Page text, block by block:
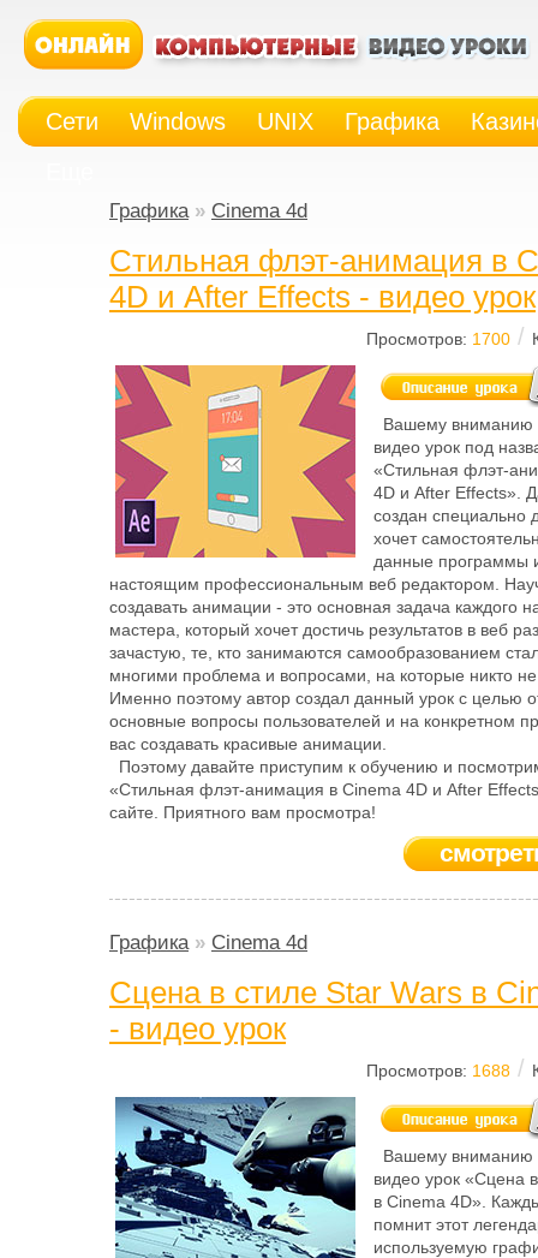
Сети Windows UNIX Графика
Графика» Cinema 4d
Стильная флэт-анимация в
4D и After Effects - видео урок
Просмотров: 1700 /
Вашему вниманию
видео урок под
«Стильная флэт-
4D и After Effects».
создан специально
хочет
данные программы
настоящим профессиональным веб редактором.
создавать анимации - это основная задача каждого
мастера, который хочет достичь результатов в веб
зачастую, те, кто занимаются самообразованием
многими проблема и вопросами, на которые никто не
Именно поэтому автор создал данный урок с целью
основные вопросы пользователей и на конкретном
вас создавать красивые анимации.
Поэтому давайте приступим к обучению и
«Стильная флэт-анимация в Cinema 4D и After
сайте. Приятного вам просмотра!
Графика» Cinema 4d
Сцена в стиле Star Wars в
- видео урок
Просмотров: 1688 /
Вашему вниманию
видео урок «Сцена
в Cinema 4D».
помнит этот
используемую